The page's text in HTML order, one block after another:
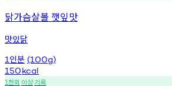
닭가슴살볼 깻잎맛
맛있닭
1 인분 (100g)
150kcal
1천회 이상기록